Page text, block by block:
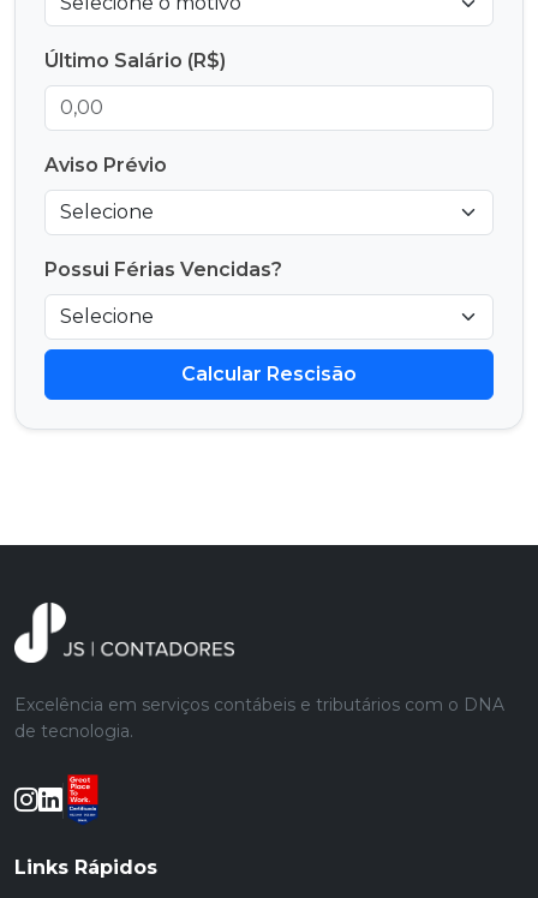
Último Salário (R$)
Aviso Prévio
Possui Férias Vencidas?
Calcular Rescisão
Excelência em serviços contábeis e tributários com o DNA
de tecnologia.
Links Rápidos